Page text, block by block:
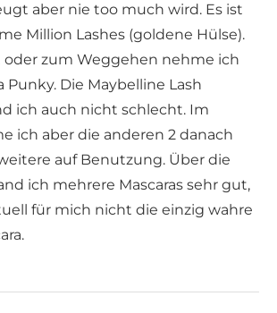
aber nie too much wird. Es ist
Million Lashes (goldene Hülse).
oder zum Weggehen nehme ich
Punky. Die Maybelline Lash
ich auch nicht schlecht. Im
ich aber die anderen 2 danach
auf Benutzung. Über die
ich mehrere Mascaras sehr gut,
für mich nicht die einzig wahre